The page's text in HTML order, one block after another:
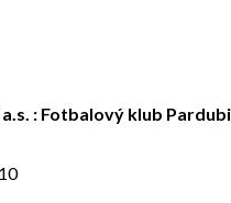
: Fotbalový klub